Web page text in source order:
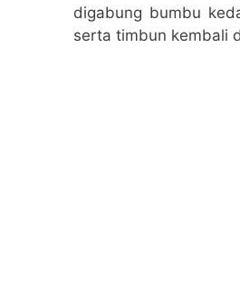
digabung bumbu
serta timbun kembali